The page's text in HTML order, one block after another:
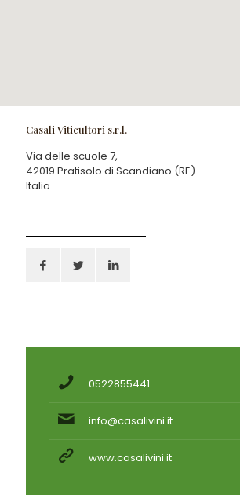
Casali Viticultori s.r.l.
Via delle scuole 7,
42019 Pratisolo di Scandiano (RE)
Italia
0522855441
info@casalivini.it
www.casalivini.it